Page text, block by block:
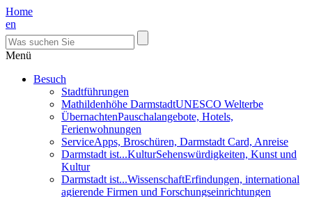
Home
en
Menü
Besuch
Stadtführungen
Mathildenhöhe DarmstadtUNESCO Welterbe
ÜbernachtenPauschalangebote, Hotels,
Ferienwohnungen
ServiceApps, Broschüren, Darmstadt Card, Anreise
Darmstadt ist...KulturSehenswürdigkeiten, Kunst und
Kultur
Darmstadt ist...WissenschaftErfindungen, international
agierende Firmen und Forschungseinrichtungen